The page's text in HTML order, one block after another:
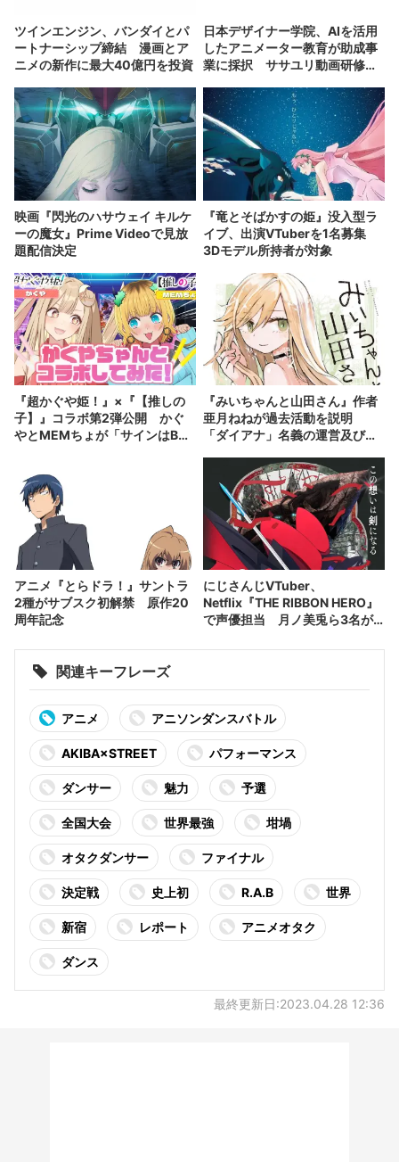
ツインエンジン、バンダイとパ
ートナーシップ締結 漫画とア
ニメの新作に最大40億円を投資
日本デザイナー学院、AIを活用
したアニメーター教育が助成事
業に採択 ササユリ動画研修所
映画『閃光のハサウェイ キルケ
ーの魔女』Prime Videoで見放
題配信決定
『竜とそばかすの姫』没入型ラ
イブ、出演VTuberを1名募集
3Dモデル所持者が対象
『超かぐや姫！』×『【推しの
子】』コラボ第2弾公開 かぐ
やとMEMちょが「サインはB」
『みいちゃんと山田さん』作者
亜月ねねが過去活動を説明
「ダイアナ」名義の運営及び原
アニメ『とらドラ！』サントラ
2種がサブスク初解禁 原作20
周年記念
にじさんじVTuber、
Netflix『THE RIBBON HERO』
で声優担当 月ノ美兎ら3名が
関連キーフレーズ
アニメ アニソンダンスバトル
AKIBA×STREET パフォーマンス
ダンサー 魅力 予選
全国大会 世界最強 坩堝
オタクダンサー ファイナル
決定戦 史上初 R.A.B 世界
新宿 レポート アニメオタク
ダンス
最終更新日:2023.04.28 12:36